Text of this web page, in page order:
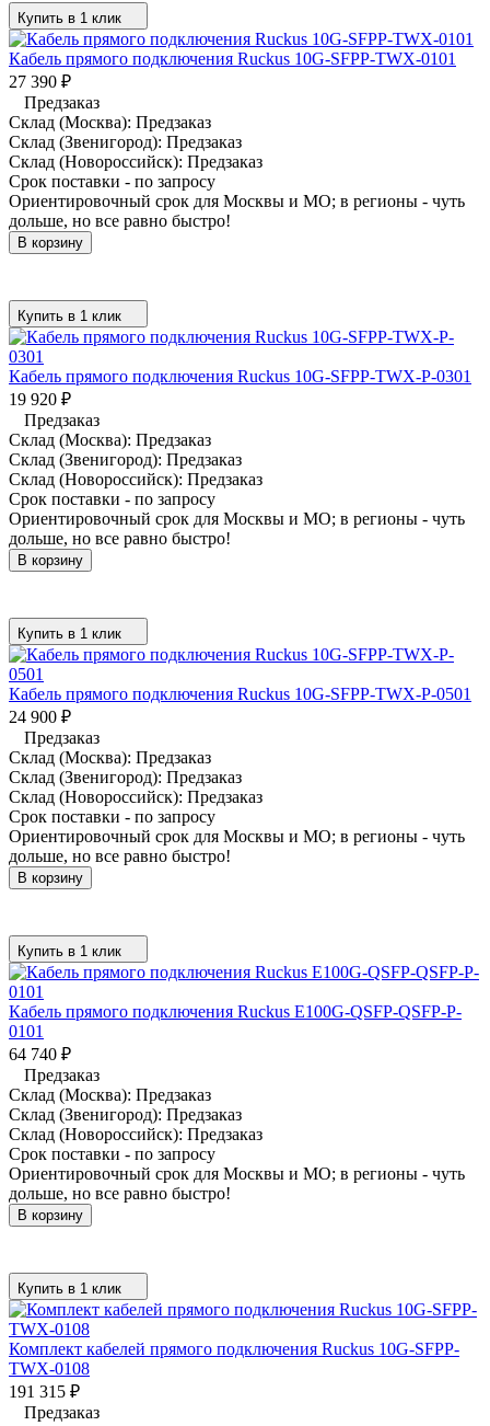
Купить в 1 клик
Кабель прямого подключения Ruckus 10G-SFPP-TWX-0101
27 390 ₽
Предзаказ
Склад (Москва): Предзаказ
Склад (Звенигород): Предзаказ
Склад (Новороссийск): Предзаказ
Срок поставки - по запросу
Ориентировочный срок для Москвы и МО; в регионы - чуть
дольше, но все равно быстро!
В корзину
Купить в 1 клик
Кабель прямого подключения Ruckus 10G-SFPP-TWX-P-0301
19 920 ₽
Предзаказ
Склад (Москва): Предзаказ
Склад (Звенигород): Предзаказ
Склад (Новороссийск): Предзаказ
Срок поставки - по запросу
Ориентировочный срок для Москвы и МО; в регионы - чуть
дольше, но все равно быстро!
В корзину
Купить в 1 клик
Кабель прямого подключения Ruckus 10G-SFPP-TWX-P-0501
24 900 ₽
Предзаказ
Склад (Москва): Предзаказ
Склад (Звенигород): Предзаказ
Склад (Новороссийск): Предзаказ
Срок поставки - по запросу
Ориентировочный срок для Москвы и МО; в регионы - чуть
дольше, но все равно быстро!
В корзину
Купить в 1 клик
Кабель прямого подключения Ruckus E100G-QSFP-QSFP-P-
0101
64 740 ₽
Предзаказ
Склад (Москва): Предзаказ
Склад (Звенигород): Предзаказ
Склад (Новороссийск): Предзаказ
Срок поставки - по запросу
Ориентировочный срок для Москвы и МО; в регионы - чуть
дольше, но все равно быстро!
В корзину
Купить в 1 клик
Комплект кабелей прямого подключения Ruckus 10G-SFPP-
TWX-0108
191 315 ₽
Предзаказ